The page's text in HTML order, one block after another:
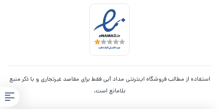
استفاده از مطالب فروشگاه اینترنتی مداد آبی فقط برای مقاصد غیرتجاری و با ذکر منبع
بلامانع است.